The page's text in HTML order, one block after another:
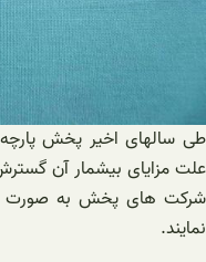
طی سالهای اخیر پخش
علت مزایای بیشمار آن
شرکت های پخش به صورت
نمایند.